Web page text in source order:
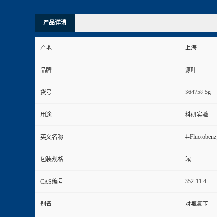
产品详请
产地 上海
品牌 源叶
货号 S64758-5g
用途 科研实验
英文名称 4-
包装规格 5g
CAS编号 352-11-4
别名 对氟氯苄